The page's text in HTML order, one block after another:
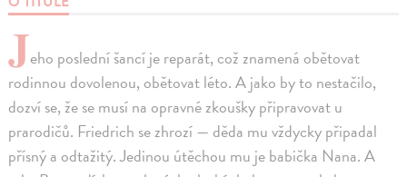
Jeho poslední šancí je reparát, což znamená obětovat
rodinnou dovolenou, obětovat léto. A jako by to nestačilo,
dozví se, že se musí na opravné zkoušky připravovat u
prarodičů. Friedrich se zhrozí — děda mu vždycky připadal
přísný a odtažitý. Jedinou útěchou mu je babička Nana. A